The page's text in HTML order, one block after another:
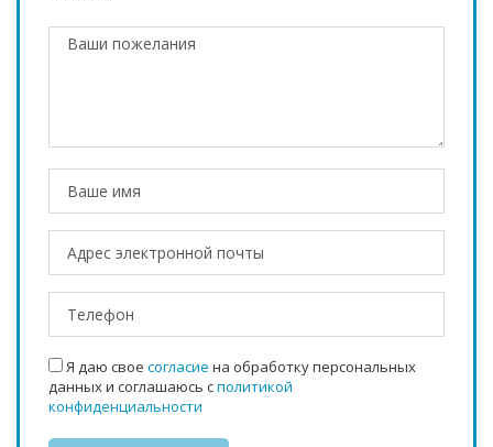
Я даю свое согласие на обработку персональных
данных и соглашаюсь сполитикой
конфиденциальности